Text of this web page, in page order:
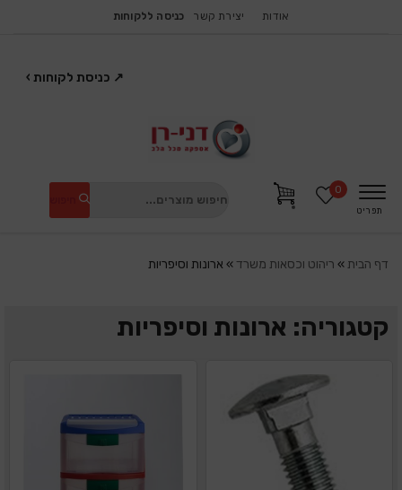
אודות יצירת קשר כניסה ללקוחות
↗ כניסת לקוחות ›
תפריט
0
דף הבית» ריהוט וכסאות משרד » ארונות וסיפריות
קטגוריה: ארונות וסיפריות